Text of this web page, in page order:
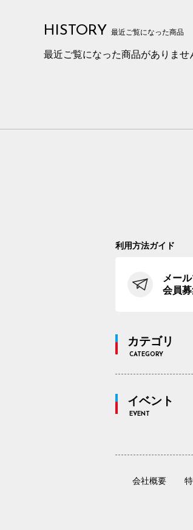
HISTORY 最近ご覧になった商品
最近ご覧になった商品がありませ
利用方法ガイド
メー
会員
カテゴリ
CATEGORY
イベント
EVENT
会社概要